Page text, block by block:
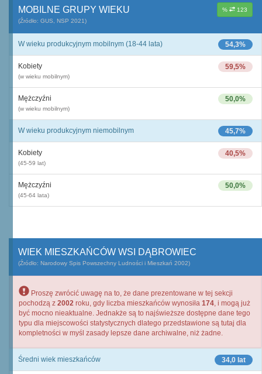
% 123
MOBILNE GRUPY WIEKU
(Źródło: GUS, NSP 2021)
54,3%
W wieku produkcyjnym mobilnym (18-44 lata)
59,5%
Kobiety
(w wieku mobilnym)
50,0%
Mężczyźni
(w wieku mobilnym)
45,7%
W wieku produkcyjnym niemobilnym
40,5%
Kobiety
(45-59 lat)
50,0%
Mężczyźni
(45-64 lata)
WIEK MIESZKAŃCÓW WSI DĄBROWIEC
(Źródło: Narodowy Spis Powszechny Ludności i Mieszkań 2002)
Proszę zwrócić uwagę na to, że dane prezentowane w tej sekcji
pochodzą z 2002 roku, gdy liczba mieszkańców wynosiła 174, i mogą już
być mocno nieaktualne. Jednakże są to najświeższe dostępne dane tego
typu dla miejscowości statystycznych dlatego przedstawione są tutaj dla
kompletności w myśl zasady lepsze dane archiwalne, niż żadne.
34,0 lat
Średni wiek mieszkańców